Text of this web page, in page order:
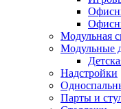
Модульная
Модульные
Надстройки
Парты и